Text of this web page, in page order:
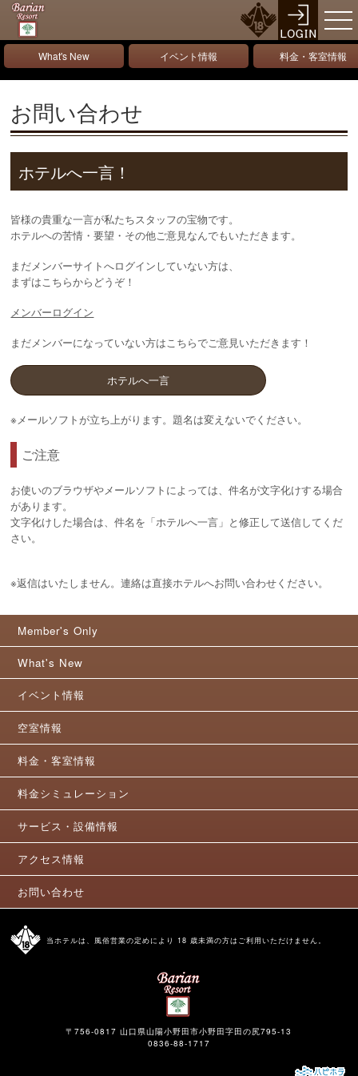
What's New イベント情報 料金・客室情報
お問い合わせ
ホテルへ一言！
皆様の貴重な一言が私たちスタッフの宝物です。
ホテルへの苦情・要望・その他ご意見なんでもいただきます。
まだメンバーサイトへログインしていない方は、
まずはこちらからどうぞ！
メンバーログイン
まだメンバーになっていない方はこちらでご意見いただきます！
ホテルへ一言
※メールソフトが立ち上がります。題名は変えないでください。
ご注意
お使いのブラウザやメールソフトによっては、件名が文字化けする場合
があります。
文字化けした場合は、件名を「ホテルへ一言」と修正して送信してくだ
さい。
※返信はいたしません。連絡は直接ホテルへお問い合わせください。
Member's Only
What's New
イベント情報
空室情報
料金・客室情報
料金シミュレーション
サービス・設備情報
アクセス情報
お問い合わせ
当ホテルは、風俗営業の定めにより 18 歳未満の方はご利用いただけません。
〒756-0817 山口県山陽小野田市小野田字田の尻795-13
0836-88-1717